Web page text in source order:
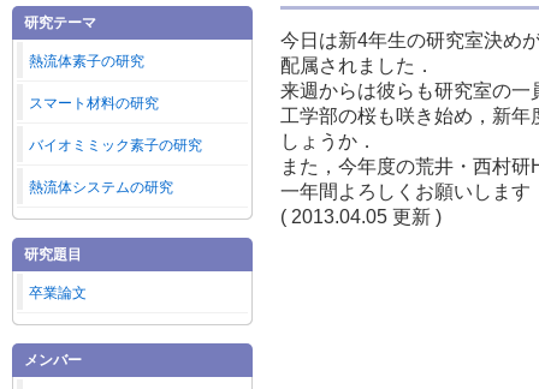
研究テーマ
熱流体素子の研究
スマート材料の研究
バイオミミック素子の研究
熱流体システムの研究
研究題目
卒業論文
メンバー
今日は新4年生の研究室決め
配属されました．
来週からは彼らも研究室の
工学部の桜も咲き始め，新
しょうか．
また，今年度の荒井・西村
一年間よろしくお願いします
( 2013.04.05 更新 )